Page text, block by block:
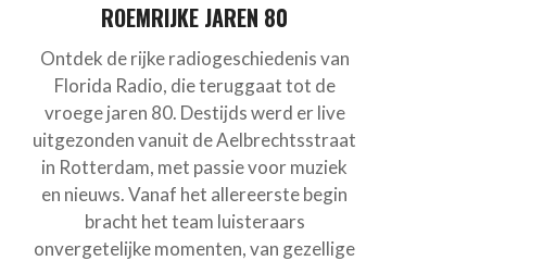
ROEMRIJKE JAREN 80
Ontdek de rijke radiogeschiedenis van
Florida Radio, die teruggaat tot de
vroege jaren 80. Destijds werd er live
uitgezonden vanuit de Aelbrechtsstraat
in Rotterdam, met passie voor muziek
en nieuws. Vanaf het allereerste begin
bracht het team luisteraars
onvergetelijke momenten, van gezellige